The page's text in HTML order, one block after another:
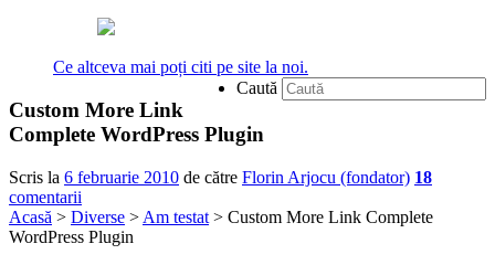
Ce altceva mai poți citi pe site la noi.
Caută
Custom More Link
Complete WordPress Plugin
Scris la 6 februarie 2010 de către Florin Arjocu (fondator) 18
comentarii
Acasă > Diverse >Am testat> Custom More Link Complete
WordPress Plugin